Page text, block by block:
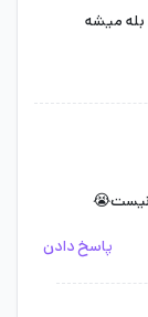
پاسخ دادن